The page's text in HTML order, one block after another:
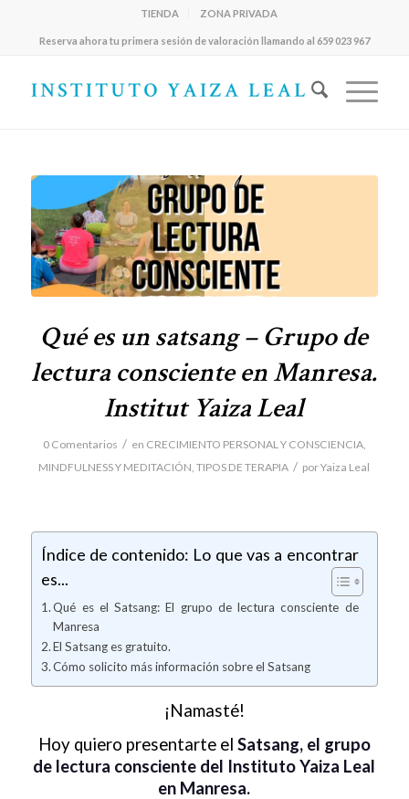
TIENDA ZONA PRIVADA
Reserva ahora tu primera sesión de valoración llamando al 659 023 967
Qué es un satsang – Grupo de
lectura consciente en Manresa.
Institut Yaiza Leal
0 Comentarios / en CRECIMIENTO PERSONAL Y CONSCIENCIA,
MINDFULNESS Y MEDITACIÓN,TIPOS DE TERAPIA / porYaiza Leal
Índice de contenido: Lo que vas a encontrar
es...
Qué es el Satsang: El grupo de lectura consciente de
Manresa
El Satsang es gratuito.
Cómo solicito más información sobre el Satsang
¡Namasté!
Hoy quiero presentarte el Satsang, el grupo
de lectura consciente del Instituto Yaiza Leal
en Manresa.